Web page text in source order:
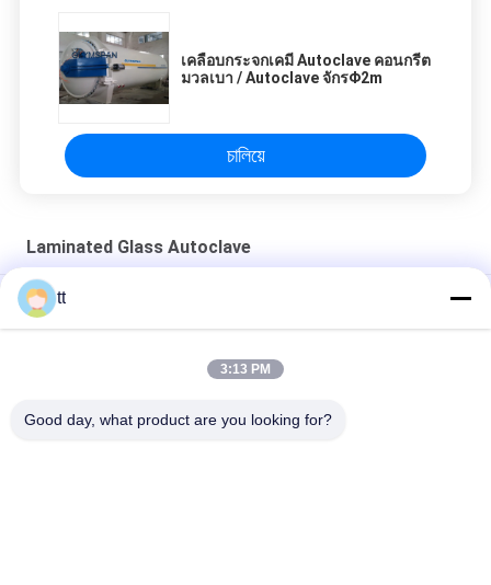
เคลือบกระจกเคมี Autoclave คอนกรีต
มวลเบา / Autoclave จักรΦ2m
চালিয়ে
Laminated Glass Autoclave
Autoclave เคลือบด้วยลามิเนตด้วย PLC Controller
ออโตคลาฟสําหรับกระจกแผ่น
tt
3:13 PM
Good day, what product are you looking for?